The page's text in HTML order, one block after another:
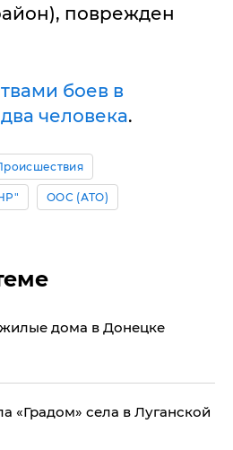
поврежден
боев в
человека.
ООС (АТО)
дома в Донецке
«Градом» села в Луганской